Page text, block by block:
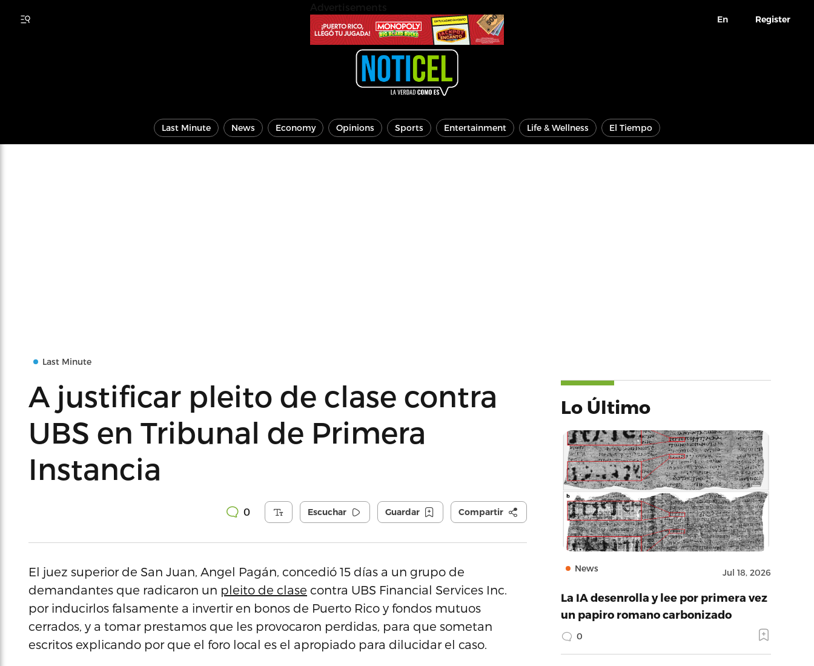
En Register
Last Minute News Economy Opinions Sports Entertainment Life & Wellness El Tiempo
Last Minute
A justificar pleito de clase contra
UBS en Tribunal de Primera
Instancia
0 Escuchar Guardar Compartir
El juez superior de San Juan, Angel Pagán, concedió 15 días a un grupo de
demandantes que radicaron un pleito de clase contra UBS Financial Services Inc.
por inducirlos falsamente a invertir en bonos de Puerto Rico y fondos mutuos
cerrados, y a tomar prestamos que les provocaron perdidas, para que sometan
escritos explicando por que el foro local es el apropiado para dilucidar el caso.
Lo Último
News Jul 18, 2026
La IA desenrolla y lee por primera vez
un papiro romano carbonizado
0